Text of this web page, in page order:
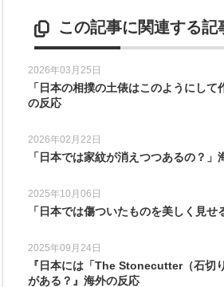
この記事に関連する記
2026年03月25日
「日本の相撲の土俵はこのようにし
の反応
2026年02月22日
「日本では家紋が消えつつあるの？」
2025年10月06日
「日本では傷ついたものを美しく見せ
2025年09月24日
『日本には「The Stonecutter（石切
がある？』海外の反応